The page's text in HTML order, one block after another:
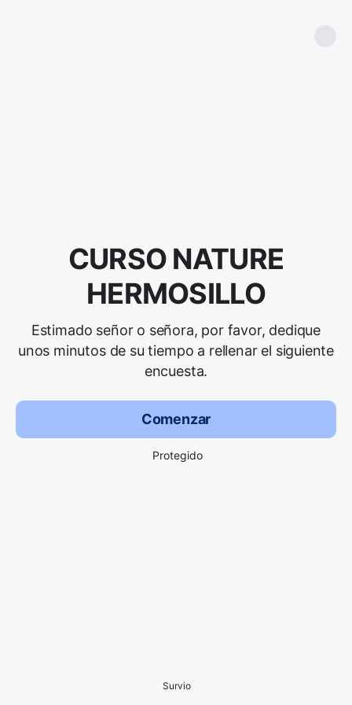
CURSO NATURE
HERMOSILLO
Estimado señor o señora, por favor, dedique
unos minutos de su tiempo a rellenar el siguiente
encuesta.
Comenzar
Protegido
Survio